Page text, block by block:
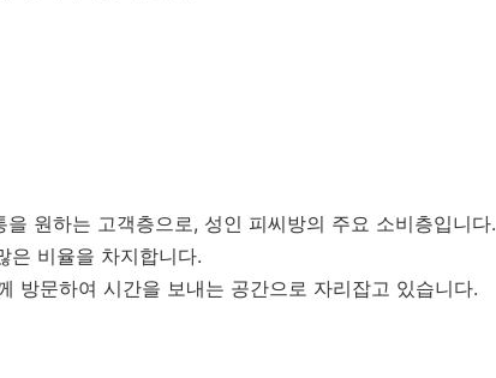
원하는 고객층으로, 성인 피씨방의 주요 소비층입니다.
은 비율을 차지합니다.
방문하여 시간을 보내는 공간으로 자리잡고 있습니다.